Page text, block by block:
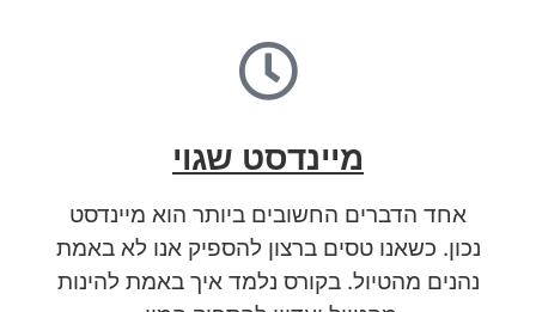
מיינדסט שגוי
אחד הדברים החשובים ביותר הוא מיינדסט
נכון. כשאנו טסים ברצון להספיק אנו לא באמת
נהנים מהטיול. בקורס נלמד איך באמת להינות